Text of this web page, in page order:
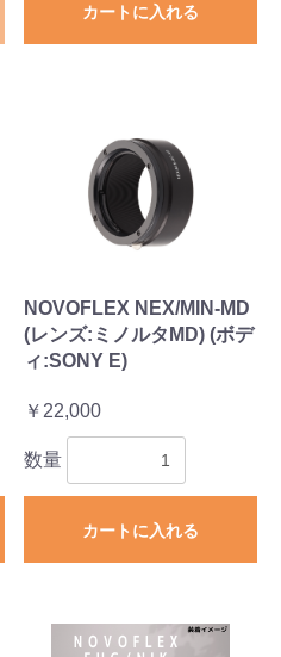
カートに入れる
NOVOFLEX NEX/MIN-MD
(レンズ:ミノルタMD) (ボデ
ィ:SONY E)
￥22,000
数量
カートに入れる
カートへ進む